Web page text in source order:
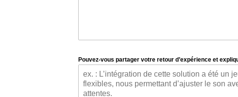
Pouvez-vous partager votre retour d’expérience et